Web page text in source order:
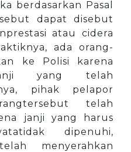
berdasarkan Pasal
dapat disebut
atau cidera
ada orang-
ke Polisi karena
yang telah
pihak pelapor
telah
janji yang harus
dipenuhi,
menyerahkan